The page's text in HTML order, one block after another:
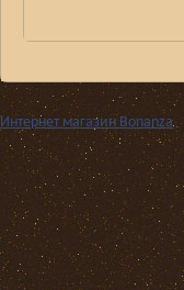
Интернет магазин Bonanza››